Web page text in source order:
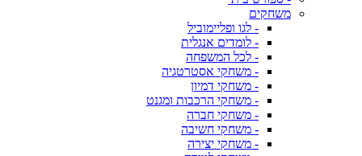
משחקים
- לגו ופליימוביל
- לומדים אנגלית
- לכל המשפחה
- משחקי אסטרטגיה
- משחקי דמיון
- משחקי הרכבות ומגנט
- משחקי חברה
- משחקי חשיבה
- משחקי יצירה